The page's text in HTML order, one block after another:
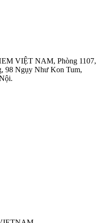
VIỆT NAM, Phòng 1107,
98 Ngụy Như Kon Tum,